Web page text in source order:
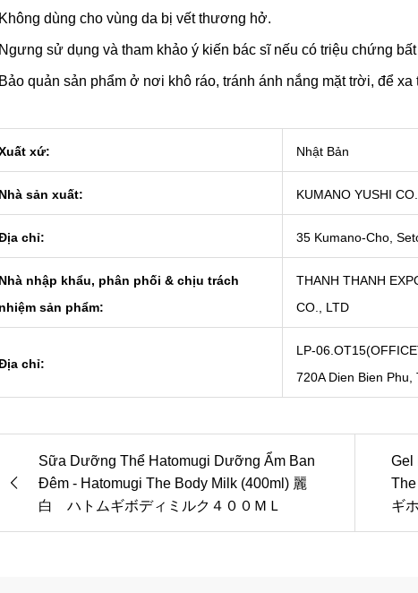
Không dùng cho vùng da bị vết thương hở.
Ngưng sử dụng và tham khảo ý kiến bác sĩ nếu có triệu chứng
Bảo quản sản phẩm ở nơi khô ráo, tránh ánh nắng mặt trời, để xa
xứ: Nhật Bản
Nhà sản xuất: KUMANO YUSHI
chỉ: 35 Kumano-Cho,
Nhà nhập khẩu, phân phối & chịu trách
nhiệm sản phẩm:
THANH THANH
CO., LTD
chỉ:
LP-
720A Dien Bien Phu,
Sữa Dưỡng Thể Hatomugi Dưỡng Ẩm Ban
Đêm - Hatomugi The Body Milk (400ml) 麗
白 ハトムギボディミルク４００ＭＬ
Gel
ギ